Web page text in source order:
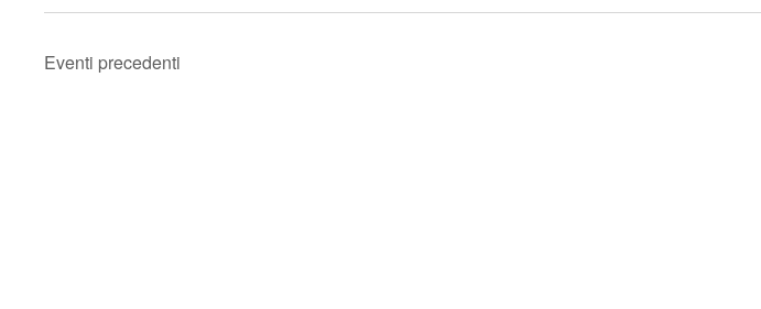
Eventi precedenti